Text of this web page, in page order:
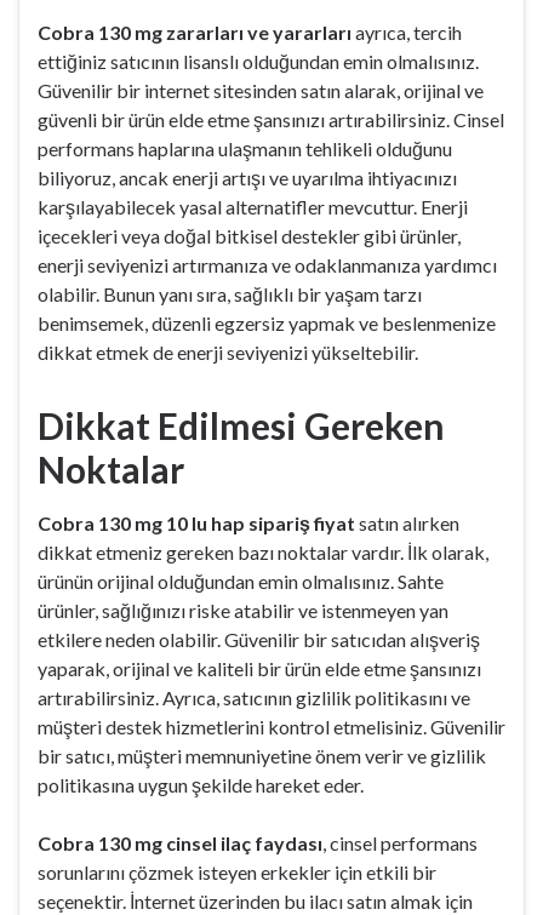
Cobra 130 mg zararları ve yararları ayrıca, tercih
ettiğiniz satıcının lisanslı olduğundan emin olmalısınız.
Güvenilir bir internet sitesinden satın alarak, orijinal ve
güvenli bir ürün elde etme şansınızı artırabilirsiniz. Cinsel
performans haplarına ulaşmanın tehlikeli olduğunu
biliyoruz, ancak enerji artışı ve uyarılma ihtiyacınızı
karşılayabilecek yasal alternatifler mevcuttur. Enerji
içecekleri veya doğal bitkisel destekler gibi ürünler,
enerji seviyenizi artırmanıza ve odaklanmanıza yardımcı
olabilir. Bunun yanı sıra, sağlıklı bir yaşam tarzı
benimsemek, düzenli egzersiz yapmak ve beslenmenize
dikkat etmek de enerji seviyenizi yükseltebilir.
Dikkat Edilmesi Gereken
Noktalar
Cobra 130 mg 10 lu hap sipariş fiyat satın alırken
dikkat etmeniz gereken bazı noktalar vardır. İlk olarak,
ürünün orijinal olduğundan emin olmalısınız. Sahte
ürünler, sağlığınızı riske atabilir ve istenmeyen yan
etkilere neden olabilir. Güvenilir bir satıcıdan alışveriş
yaparak, orijinal ve kaliteli bir ürün elde etme şansınızı
artırabilirsiniz. Ayrıca, satıcının gizlilik politikasını ve
müşteri destek hizmetlerini kontrol etmelisiniz. Güvenilir
bir satıcı, müşteri memnuniyetine önem verir ve gizlilik
politikasına uygun şekilde hareket eder.
Cobra 130 mg cinsel ilaç faydası , cinsel performans
sorunlarını çözmek isteyen erkekler için etkili bir
seçenektir. İnternet üzerinden bu ilacı satın almak için